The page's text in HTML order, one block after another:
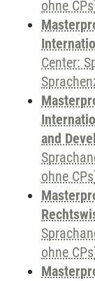
ohne
Center:
and
ohne
ohne